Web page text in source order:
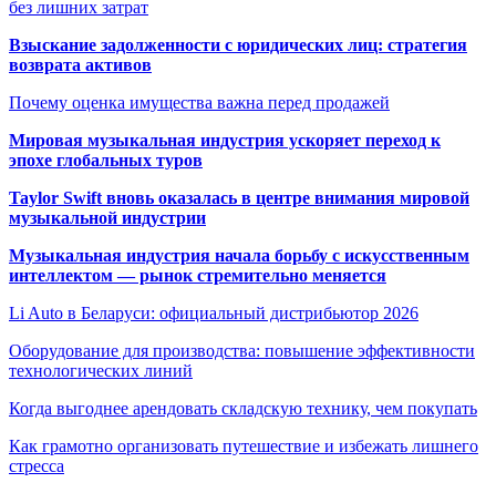
без лишних затрат
Взыскание задолженности с юридических лиц: стратегия
возврата активов
Почему оценка имущества важна перед продажей
Мировая музыкальная индустрия ускоряет переход к
эпохе глобальных туров
Taylor Swift вновь оказалась в центре внимания мировой
музыкальной индустрии
Музыкальная индустрия начала борьбу с искусственным
интеллектом — рынок стремительно меняется
Li Auto в Беларуси: официальный дистрибьютор 2026
Оборудование для производства: повышение эффективности
технологических линий
Когда выгоднее арендовать складскую технику, чем покупать
Как грамотно организовать путешествие и избежать лишнего
стресса